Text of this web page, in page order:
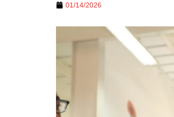
01/14/2026